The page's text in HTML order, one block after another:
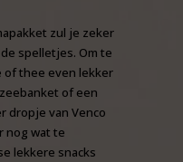
zul je zeker
spelletjes. Om te
of thee even lekker
of een
dropje van Venco
nog wat te
lekkere snacks